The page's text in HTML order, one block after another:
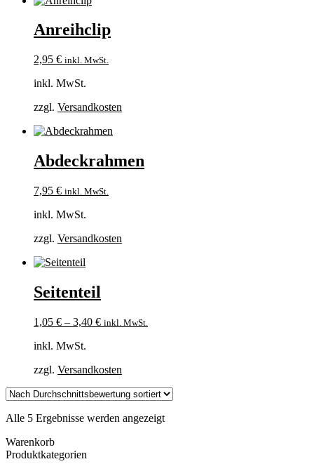
Anreihclip
2,95 € inkl. MwSt.
inkl. MwSt.
zzgl. Versandkosten
Abdeckrahmen
7,95 € inkl. MwSt.
inkl. MwSt.
zzgl. Versandkosten
Seitenteil
1,05 € – 3,40 € inkl. MwSt.
inkl. MwSt.
zzgl. Versandkosten
Alle 5 Ergebnisse werden angezeigtNach
Warenkorb
Produktkategorien